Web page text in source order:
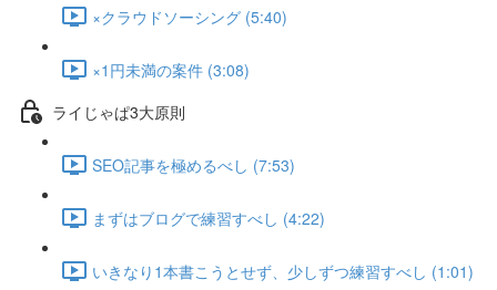
×クラウドソーシング (5:40)
×1円未満の案件 (3:08)
ライじゃぱ3大原則
SEO記事を極めるべし (7:53)
まずはブログで練習すべし (4:22)
いきなり1本書こうとせず、少しずつ練習すべし (1:01)